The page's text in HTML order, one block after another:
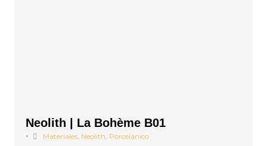
Neolith | La Bohème B01
• Materiales, Neolith Porcelánico